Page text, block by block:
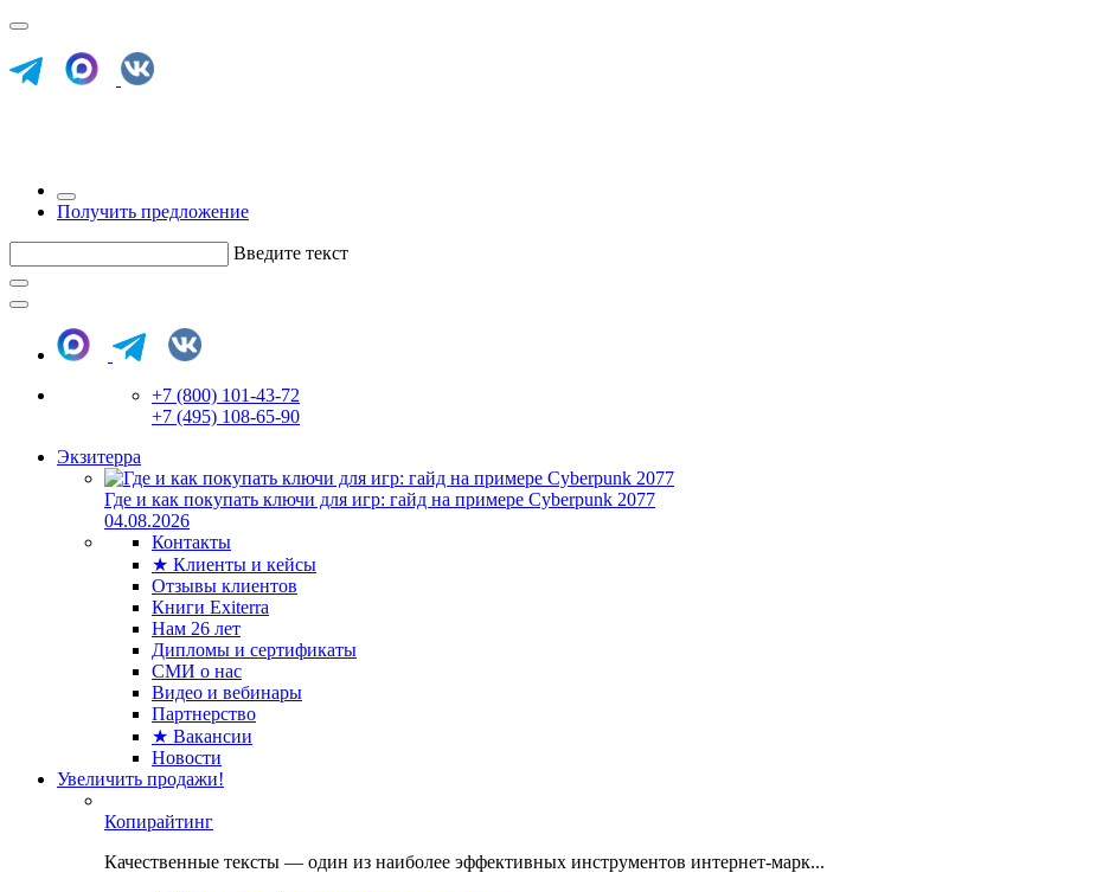
Получить предложение
Введите текст
+7 (800) 101-43-72
+7 (495) 108-65-90
Экзитерра
Где и как покупать ключи для игр: гайд на примере Cyberpunk 2077
04.08.2026
Контакты
★ Клиенты и кейсы
Отзывы клиентов
Книги Exiterra
Нам 26 лет
Дипломы и сертификаты
СМИ о нас
Видео и вебинары
Партнерство
★ Вакансии
Новости
Увеличить продажи!
Копирайтинг
Качественные тексты — один из наиболее эффективных инструментов интернет-марк...